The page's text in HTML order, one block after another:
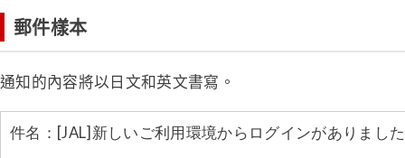
郵件樣本
通知的內容將以日文和英文書寫。
件名：[JAL]新しいご利用環境からログインがありました